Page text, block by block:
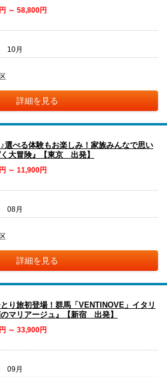
～ 58,800円
10月
詳細を見る
選べる体験もお楽しみ！家族みんなで思い
大冒険』【東京 出発】
～ 11,900円
08月
詳細を見る
り旅初登場！群馬「VENTINOVE」イタリ
マリアージュ』【新宿 出発】
～ 33,900円
09月